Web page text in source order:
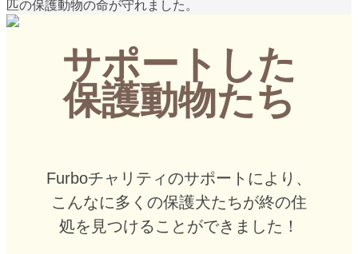
匹の保護動物の命が守れました。
サポートした
保護動物たち
Furboチャリティのサポートにより、
こんなに多くの保護犬たちが終の住
処を見つけることができました！